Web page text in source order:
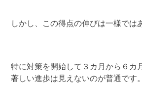
しかし、この得点の伸びは一様では
特に対策を開始して３カ月から６カ
著しい進歩は見えないのが普通です。